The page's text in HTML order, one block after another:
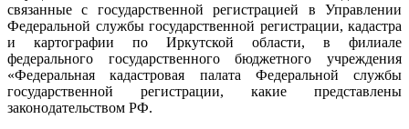
связанные с государственной регистрацией в Управлении
Федеральной службы государственной регистрации, кадастра
и картографии по Иркутской области, в филиале
федерального государственного бюджетного учреждения
«Федеральная кадастровая палата Федеральной службы
государственной регистрации, какие представлены
законодательством РФ.